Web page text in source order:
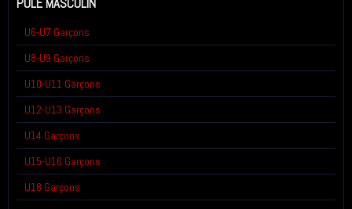
PÔLE MASCULIN
U6-U7 Garçons
U8-U9 Garçons
U10-U11 Garçons
U12-U13 Garçons
U14 Garçons
U15-U16 Garçons
U18 Garçons